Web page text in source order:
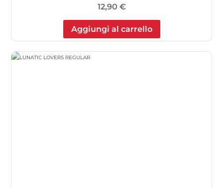
12,90 €
Aggiungi al carrello